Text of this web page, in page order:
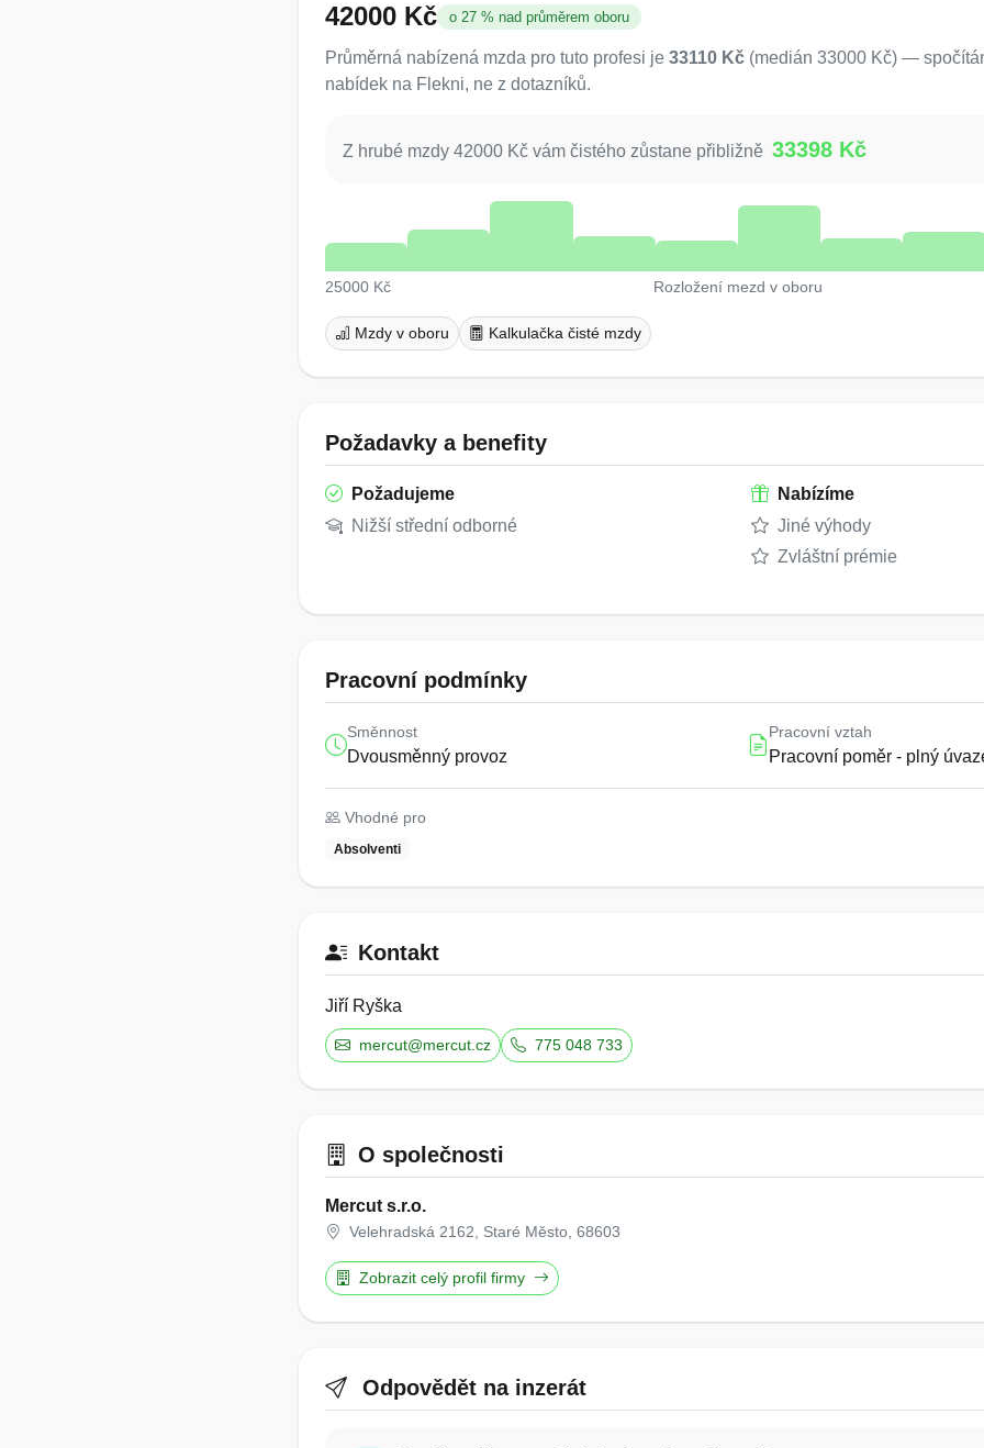
42000 Kč o 27 % nad průměrem oboru
Průměrná nabízená mzda pro tuto profesi je 33110 Kč (medián 33000 Kč) —
nabídek na Flekni, ne z dotazníků.
Z hrubé mzdy 42000 Kč vám čistého zůstane přibližně 33398 Kč
25000 Kč Rozložení mezd v oboru
Mzdy v oboru Kalkulačka čisté mzdy
Požadavky a benefity
Požadujeme
Nižší střední odborné
Nabízíme
Jiné výhody
Zvláštní prémie
Pracovní podmínky
Směnnost
Dvousměnný provoz
Pracovní vztah
Pracovní poměr - plný
Vhodné pro
Absolventi
Kontakt
Jiří Ryška
mercut@mercut.cz 775 048 733
O společnosti
Mercut s.r.o.
Velehradská 2162, Staré Město, 68603
Zobrazit celý profil firmy
Odpovědět na inzerát